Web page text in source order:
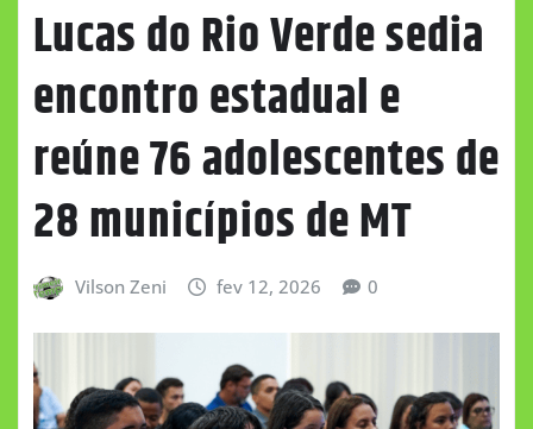
Lucas do Rio Verde sedia
encontro estadual e
reúne 76 adolescentes de
28 municípios de MT
Vilson Zeni fev 12, 2026 0